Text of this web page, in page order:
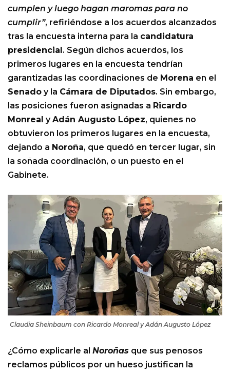
cumplen y luego hagan maromas para no
cumplir”, refiriéndose a los acuerdos alcanzados
tras la encuesta interna para la candidatura
presidencial. Según dichos acuerdos, los
primeros lugares en la encuesta tendrían
garantizadas las coordinaciones de Morena en el
Senado y la Cámara de Diputados. Sin embargo,
las posiciones fueron asignadas a Ricardo
Monreal yAdán Augusto López, quienes no
obtuvieron los primeros lugares en la encuesta,
dejando a Noroña, que quedó en tercer lugar, sin
la soñada coordinación, o un puesto en el
Gabinete.
Claudia Sheinbaum con Ricardo Monreal y Adán Augusto López
¿Cómo explicarle al Noroñas que sus penosos
reclamos públicos por un hueso justifican la